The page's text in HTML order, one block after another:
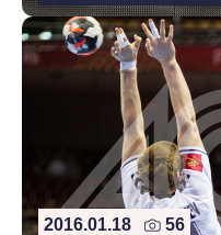
2016.01.18 56